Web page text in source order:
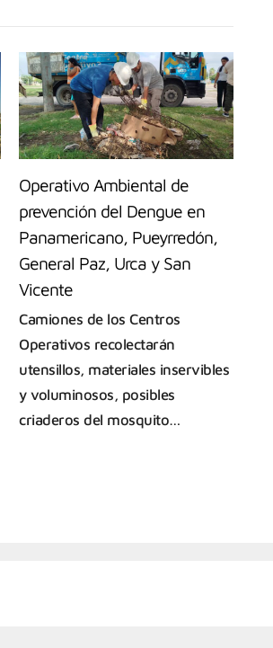
Operativo Ambiental de
prevención del Dengue en
Panamericano, Pueyrredón,
General Paz, Urca y San
Vicente
Camiones de los Centros
Operativos recolectarán
utensillos, materiales inservibles
y voluminosos, posibles
criaderos del mosquito…